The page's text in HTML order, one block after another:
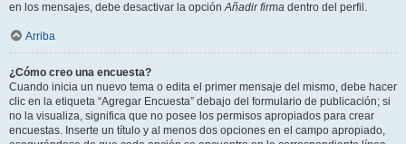
en los mensajes, debe desactivar la opciónAñadir firma dentro del perfil.
Arriba
¿Cómo creo una encuesta?
Cuando inicia un nuevo tema o edita el primer mensaje del mismo, debe hacer
clic en la etiqueta “Agregar Encuesta” debajo del formulario de publicación; si
no la visualiza, significa que no posee los permisos apropiados para crear
encuestas. Inserte un título y al menos dos opciones en el campo apropiado,